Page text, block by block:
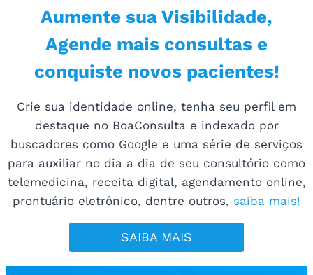
Aumente sua Visibilidade,
Agende mais consultas e
conquiste novos pacientes!
Crie sua identidade online, tenha seu perfil em
destaque no BoaConsulta e indexado por
buscadores como Google e uma série de serviços
para auxiliar no dia a dia de seu consultório como
telemedicina, receita digital, agendamento online,
prontuário eletrônico, dentre outros, saiba mais!
SAIBA MAIS